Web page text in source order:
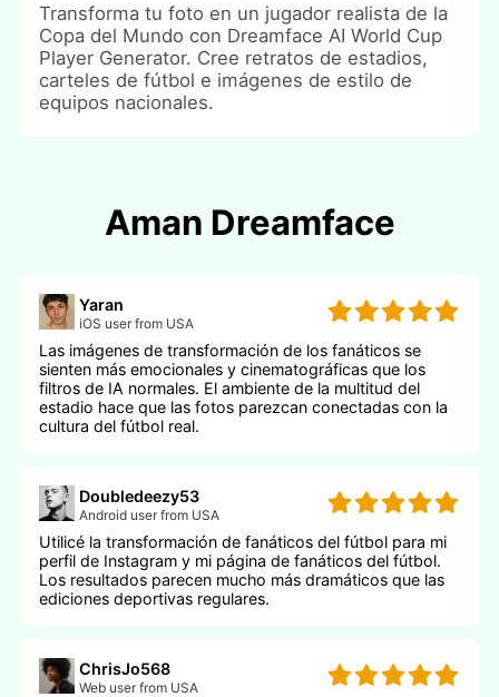
Transforma tu foto en un jugador realista de la
Copa del Mundo con Dreamface AI World Cup
Player Generator. Cree retratos de estadios,
carteles de fútbol e imágenes de estilo de
equipos nacionales.
Aman Dreamface
Yaran
iOS user from USA
Las imágenes de transformación de los fanáticos se
sienten más emocionales y cinematográficas que los
filtros de IA normales. El ambiente de la multitud del
estadio hace que las fotos parezcan conectadas con la
cultura del fútbol real.
Doubledeezy53
Android user from USA
Utilicé la transformación de fanáticos del fútbol para mi
perfil de Instagram y mi página de fanáticos del fútbol.
Los resultados parecen mucho más dramáticos que las
ediciones deportivas regulares.
ChrisJo568
Web user from USA